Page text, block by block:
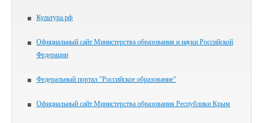
Культура.рф
Официальный сайт Министерства образования и науки Российской
Федерации
Федеральный портал "Российское образование"
Официальный сайт Министерства образования Республики Крым